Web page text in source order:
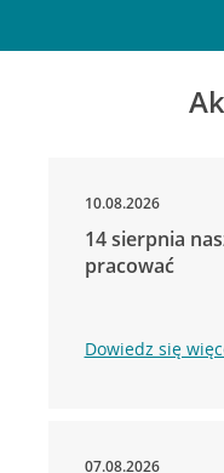
10.08.2026
14 sierpnia
pracować
Dowiedz się
07.08.2026